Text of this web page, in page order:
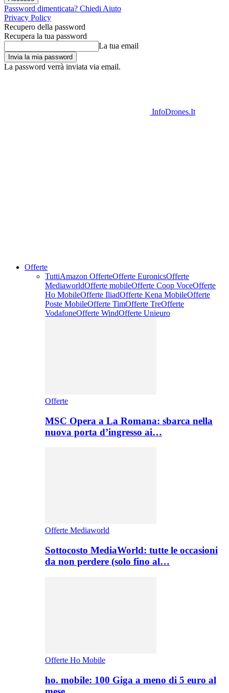
Password dimenticata? Chiedi Aiuto
Privacy Policy
Recupero della password
Recupera la tua password
La tua email
La password verrà inviata via email.
InfoDrones.It
Offerte
TuttiAmazon OfferteOfferte EuronicsOfferte
MediaworldOfferte mobileOfferte Coop VoceOfferte
Ho MobileOfferte IliadOfferte Kena MobileOfferte
Poste MobileOfferte TimOfferte TreOfferte
VodafoneOfferte WindOfferte Unieuro
Offerte
MSC Opera a La Romana: sbarca nella
nuova porta d’ingresso ai…
Offerte Mediaworld
Sottocosto MediaWorld: tutte le occasioni
da non perdere (solo fino al…
Offerte Ho Mobile
ho. mobile: 100 Giga a meno di 5 euro al